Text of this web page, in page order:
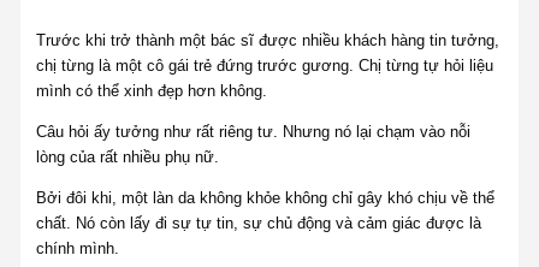
Trước khi trở thành một bác sĩ được nhiều khách hàng tin tưởng,
chị từng là một cô gái trẻ đứng trước gương. Chị từng tự hỏi liệu
mình có thể xinh đẹp hơn không.
Câu hỏi ấy tưởng như rất riêng tư. Nhưng nó lại chạm vào nỗi
lòng của rất nhiều phụ nữ.
Bởi đôi khi, một làn da không khỏe không chỉ gây khó chịu về thể
chất. Nó còn lấy đi sự tự tin, sự chủ động và cảm giác được là
chính mình.